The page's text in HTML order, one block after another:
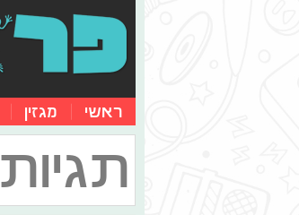
ראשי מגזין
תגיות